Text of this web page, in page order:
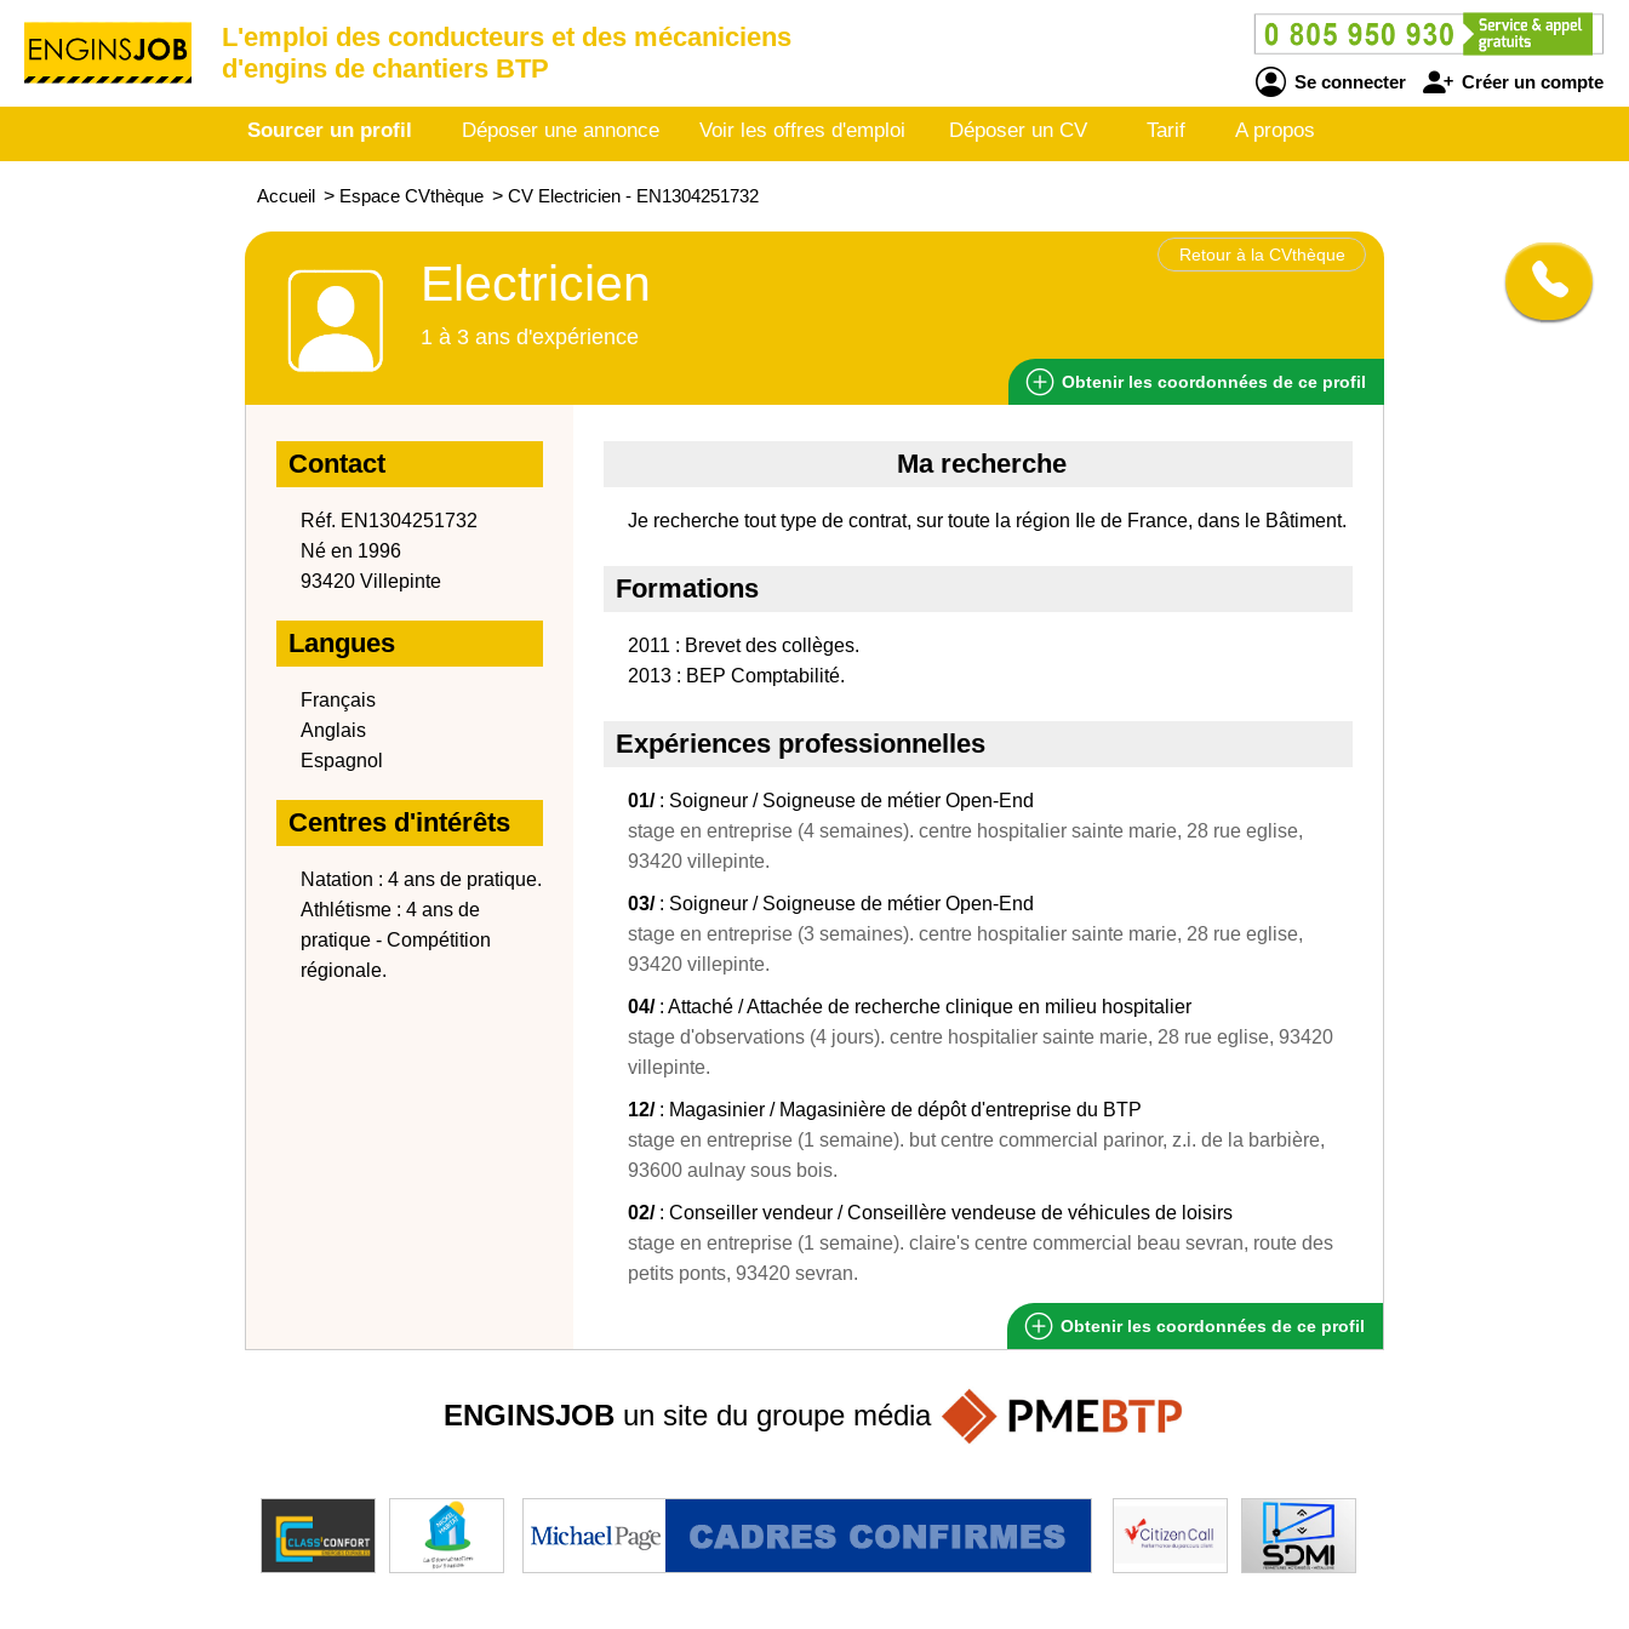
L'emploi des conducteurs et des mécaniciens
d'engins de chantiers BTP
Se connecter Créer un compte
Sourcer un profil Déposer une annonce Voir les offres d'emploi Déposer un CV Tarif A propos
Accueil > Espace CVthèque > CV Electricien - EN1304251732
Retour à la CVthèque
Electricien
1 à 3 ans d'expérience
Obtenir les coordonnées de ce profil
Contact
Réf. EN1304251732
Né en 1996
93420 Villepinte
Langues
Français
Anglais
Espagnol
Centres d'intérêts
Natation : 4 ans de pratique.
Athlétisme : 4 ans de
pratique - Compétition
régionale.
Ma recherche
Je recherche tout type de contrat, sur toute la région Ile de France, dans le Bâtiment.
Formations
2011 : Brevet des collèges.
2013 : BEP Comptabilité.
Expériences professionnelles
01/: Soigneur / Soigneuse de métier Open-End
stage en entreprise (4 semaines). centre hospitalier sainte marie, 28 rue eglise,
93420 villepinte.
03/: Soigneur / Soigneuse de métier Open-End
stage en entreprise (3 semaines). centre hospitalier sainte marie, 28 rue eglise,
93420 villepinte.
04/: Attaché / Attachée de recherche clinique en milieu hospitalier
stage d'observations (4 jours). centre hospitalier sainte marie, 28 rue eglise, 93420
villepinte.
12/: Magasinier / Magasinière de dépôt d'entreprise du BTP
stage en entreprise (1 semaine). but centre commercial parinor, z.i. de la barbière,
93600 aulnay sous bois.
02/: Conseiller vendeur / Conseillère vendeuse de véhicules de loisirs
stage en entreprise (1 semaine). claire's centre commercial beau sevran, route des
petits ponts, 93420 sevran.
Obtenir les coordonnées de ce profil
ENGINSJOB un site du groupe média